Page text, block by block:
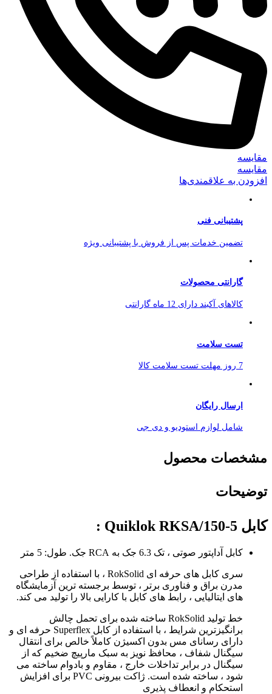
مقایسه
مقایسه
افزودن به علاقمندی‌ها
پشتیبانی فنی
تضمین خدمات پس از فروش با پشتیبانی ویژه
گارانتی محصولات
کالاهای آکبند دارای 12 ماه گارانتی
تست سلامت
7 روز مهلت تست سلامت کالا
ارسال رایگان
شامل لوازم استودیو و دی جی
مشخصات محصول
توضیحات
کابل Quiklok RKSA/150-5 :
کابل آداپتور صوتی ، تک 6.3 جک به RCA جک. طول: 5 متر
سری کابل های حرفه ای RokSolid ، با استفاده از طراحی
مدرن براق و فناوری برتر ، توسط برجسته ترین آزمایشگاه
های ایتالیایی ، رابط های کابل با کارایی بالا را تولید می کند.
خط تولید RokSolid ساخته شده برای تحمل چالش
برانگیزترین شرایط ، با استفاده از کابل Superflex حرفه ای و
دارای رسانای مس بدون اکسیژن کاملاً خالص برای انتقال
سیگنال شفاف ، محافظ نویز به سبک مارپیچ ضخیم که از
سیگنال در برابر تداخلات خارج ، مقاوم و بادوام ساخته می
شود ، ساخته شده است. ژاکت بیرونی PVC برای افزایش
استحکام و انعطاف پذیری